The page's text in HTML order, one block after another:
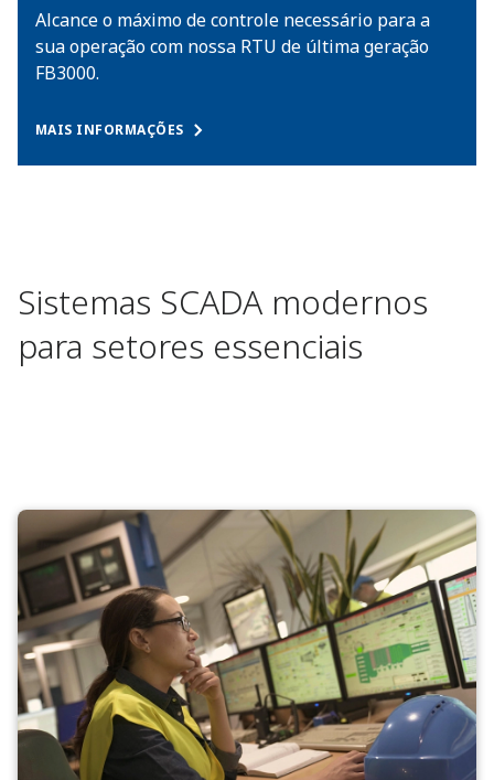
Alcance o máximo de controle necessário para a
sua operação com nossa RTU de última geração
FB3000.
MAIS INFORMAÇÕES
Sistemas SCADA modernos
para setores essenciais